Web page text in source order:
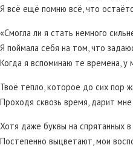
Я всё ещё помню всё, что
«Смогла ли я стать немного
Я поймала себя на том, что
Когда я вспоминаю те времена, у
Твоё тепло, которое до сих пор
Проходя сквозь время, дарит
Хотя даже буквы на спрятанных
Постепенно выцветают, мои